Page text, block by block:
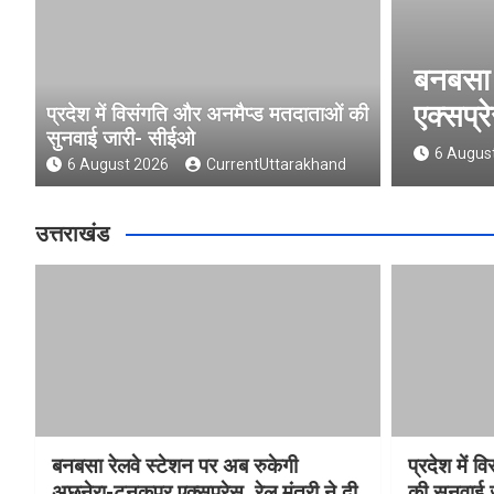
प्रदेश में विसंगति और अनमैप्ड मतदाताओं की
सुनवाई जारी- सीईओ
6 August 2026 CurrentUttarakhand
प्रदेश
सीईओ
6
उत्तराखंड
बनबसा रेलवे स्टेशन पर अब रुकेगी
प्रदेश में